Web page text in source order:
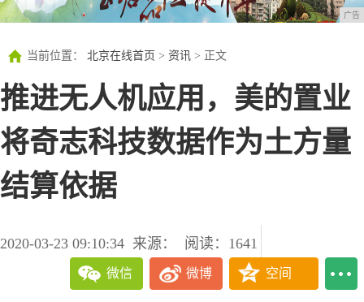
广告
当前位置： 北京在线首页 > 资讯 > 正文
推进无人机应用，美的置业
将奇志科技数据作为土方量
结算依据
2020-03-23 09:10:34 来源： 阅读：1641
微信 微博 空间